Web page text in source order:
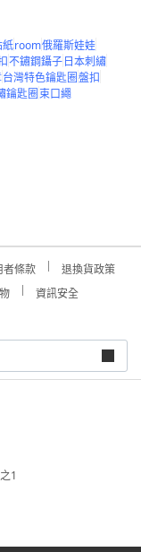
紙room俄羅斯娃娃
不鏽鋼鑷子日本刺繡
台灣特色鑰匙圈盤扣
鑰匙圈束口繩
者條款
退換貨政策
資訊安全
1